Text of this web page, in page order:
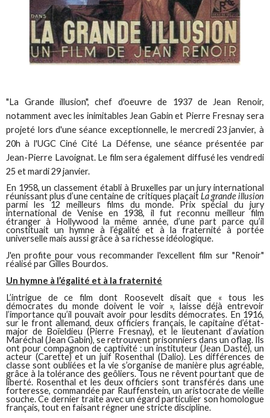
"La Grande illusion", chef d'oeuvre de 1937 de Jean Renoir,
notamment avec les inimitables Jean Gabin et Pierre Fresnay sera
projeté lors d'une séance exceptionnelle, le mercredi 23 janvier, à
20h à l'UGC Ciné Cité La Défense, une séance présentée par
Jean-Pierre Lavoignat. Le film sera également diffusé les vendredi
25 et mardi 29 janvier.
En 1958, un classement établi à Bruxelles par un jury international
réunissant plus d’une centaine de critiques plaçaitLa grande illusion
parmi les 12 meilleurs films du monde. Prix spécial du jury
international de Venise en 1938, il fut reconnu meilleur film
étranger à Hollywood la même année, d’une part parce qu’il
constituait un hymne à l’égalité et à la fraternité à portée
universelle mais aussi grâce à sa richesse idéologique.
J'en profite pour vous recommander l'excellent film sur "Renoir"
réalisé par Gilles Bourdos.
Un hymne à l’égalité et à la fraternité
L’intrigue de ce film dont Roosevelt disait que « tous les
démocrates du monde doivent le voir », laisse déjà entrevoir
l’importance qu’il pouvait avoir pour lesdits démocrates. En 1916,
sur le front allemand, deux officiers français, le capitaine d’état-
major de Boïeldieu (Pierre Fresnay), et le lieutenant d’aviation
Maréchal (Jean Gabin), se retrouvent prisonniers dans un oflag. Ils
ont pour compagnon de captivité : un instituteur (Jean Dasté), un
acteur (Carette) et un juif Rosenthal (Dalio). Les différences de
classe sont oubliées et la vie s’organise de manière plus agréable,
grâce à la tolérance des geôliers. Tous ne rêvent pourtant que de
liberté. Rosenthal et les deux officiers sont transférés dans une
forteresse, commandée par Rauffenstein, un aristocrate de vieille
souche. Ce dernier traite avec un égard particulier son homologue
français, tout en faisant régner une stricte discipline.